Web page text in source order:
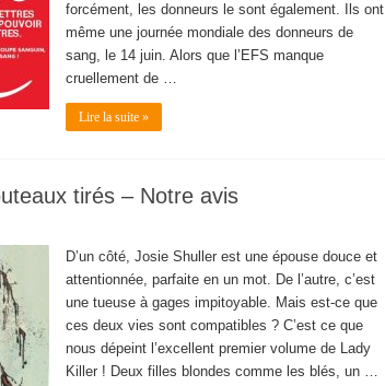
forcément, les donneurs le sont également. Ils ont
même une journée mondiale des donneurs de
sang, le 14 juin. Alors que l’EFS manque
cruellement de …
Lire la suite »
tirés – Notre avis
D’un côté, Josie Shuller est une épouse douce et
attentionnée, parfaite en un mot. De l’autre, c’est
une tueuse à gages impitoyable. Mais est-ce que
ces deux vies sont compatibles ? C’est ce que
nous dépeint l’excellent premier volume de Lady
Killer ! Deux filles blondes comme les blés, un …